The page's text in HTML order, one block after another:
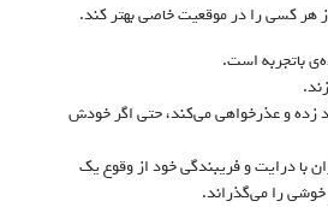
هر کسی را در موقعیت خاصی بهتر کند.
باتجربه است.
زده و عذرخواهی می‌کند، حتی اگر خودش
با درایت و فریبندگی خود از وقوع یک
را می‌گذراند.